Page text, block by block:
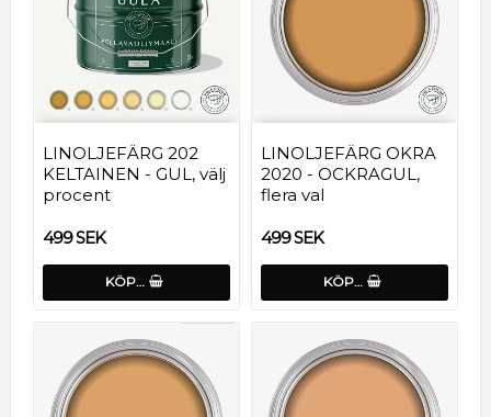
LINOLJEFÄRG 202
KELTAINEN - GUL, välj
procent
499 SEK
KÖP…
LINOLJEFÄRG OKRA
2020 - OCKRAGUL,
flera val
499 SEK
KÖP…